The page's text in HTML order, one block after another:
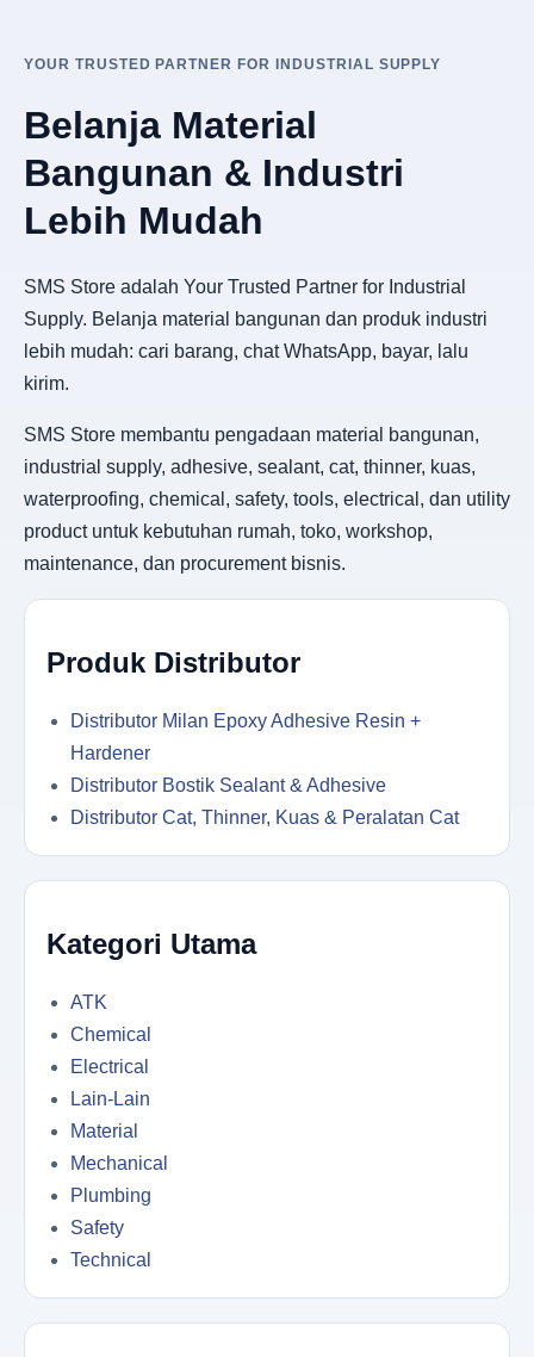
YOUR TRUSTED PARTNER FOR INDUSTRIAL SUPPLY
Belanja Material
Bangunan & Industri
Lebih Mudah
SMS Store adalah Your Trusted Partner for Industrial
Supply. Belanja material bangunan dan produk industri
lebih mudah: cari barang, chat WhatsApp, bayar, lalu
kirim.
SMS Store membantu pengadaan material bangunan,
industrial supply, adhesive, sealant, cat, thinner, kuas,
waterproofing, chemical, safety, tools, electrical, dan utility
product untuk kebutuhan rumah, toko, workshop,
maintenance, dan procurement bisnis.
Produk Distributor
Distributor Milan Epoxy Adhesive Resin +
Hardener
Distributor Bostik Sealant & Adhesive
Distributor Cat, Thinner, Kuas & Peralatan Cat
Kategori Utama
ATK
Chemical
Electrical
Lain-Lain
Material
Mechanical
Plumbing
Safety
Technical